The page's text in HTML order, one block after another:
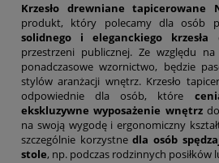
Krzesło drewniane tapicerowane
produkt, który polecamy dla osób
solidnego i eleganckiego krzesła
przestrzeni publicznej. Ze względu
ponadczasowe wzornictwo, będzie
stylów aranżacji wnętrz. Krzesło
odpowiednie dla osób, które
ekskluzywne wyposażenie wnętrz
na swoją wygodę i ergonomiczny
szczególnie korzystnedla osób
stole, np. podczas rodzinnych posiłków